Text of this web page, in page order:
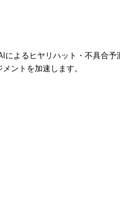
よるヒヤリハット・不具合
ントを加速します。